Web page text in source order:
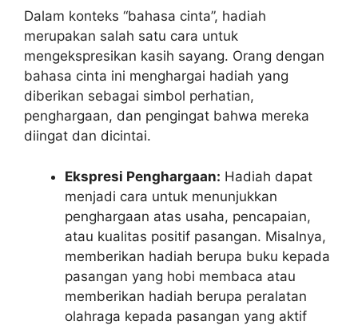
Dalam konteks “bahasa cinta”, hadiah
merupakan salah satu cara untuk
mengekspresikan kasih sayang. Orang dengan
bahasa cinta ini menghargai hadiah yang
diberikan sebagai simbol perhatian,
penghargaan, dan pengingat bahwa mereka
diingat dan dicintai.
Ekspresi Penghargaan: Hadiah dapat
menjadi cara untuk menunjukkan
penghargaan atas usaha, pencapaian,
atau kualitas positif pasangan. Misalnya,
memberikan hadiah berupa buku kepada
pasangan yang hobi membaca atau
memberikan hadiah berupa peralatan
olahraga kepada pasangan yang aktif